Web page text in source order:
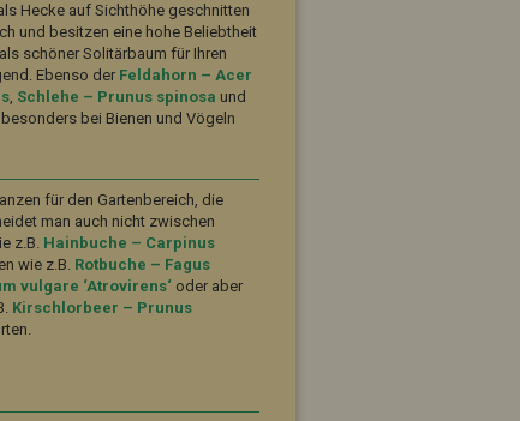
Hecke auf Sichthöhe geschnitten
und besitzen eine hohe Beliebtheit
schöner Solitärbaum für Ihren
Ebenso der Feldahorn – Acer
, Schlehe – Prunus spinosa und
bei Bienen und Vögeln
für den Gartenbereich, die
man auch nicht zwischen
z.B. Hainbuche – Carpinus
wie z.B. Rotbuche – Fagus
vulgare ‘Atrovirens‘ oder aber
Kirschlorbeer – Prunus